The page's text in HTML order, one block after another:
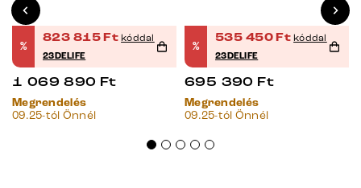
%
823 815Ft kóddal
23DELIFE
1 069 890 Ft
Megrendelés
09.25-tól Önnél
%
535 450Ft kóddal
23DELIFE
695 390 Ft
Megrendelés
09.25-tól Önnél